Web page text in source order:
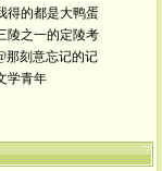
得的都是大鸭蛋
陵之一的定陵考
那刻意忘记的记
学青年